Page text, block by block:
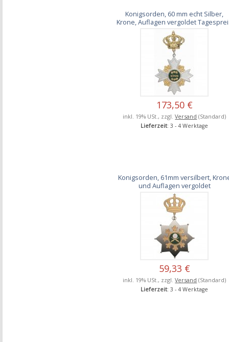
Konigsorden, 60 mm echt Silber,
Krone, Auflagen vergoldet
173,50 €
inkl. 19% USt., zzgl.Versand (Standard)
Lieferzeit: 3 - 4 Werktage
Konigsorden, 61mm versilbert,
und Auflagen vergoldet
59,33 €
inkl. 19% USt., zzgl.Versand (Standard)
Lieferzeit: 3 - 4 Werktage